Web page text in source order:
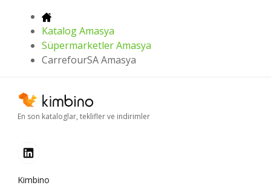
Katalog Amasya
Süpermarketler Amasya
CarrefourSA Amasya
En son kataloglar, teklifler ve indirimler
Kimbino